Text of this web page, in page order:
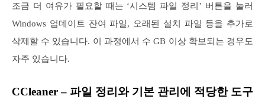
조금 더 여유가 필요할 때는 ‘시스템 파일 정리’ 버튼을 눌러
Windows 업데이트 잔여 파일, 오래된 설치 파일 등을 추가로
삭제할 수 있습니다. 이 과정에서 수 GB 이상 확보되는 경우도
자주 있습니다.
CCleaner – 파일 정리와 기본 관리에 적당한 도구